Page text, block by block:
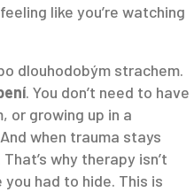
like you’re watching
dlouhodobým strachem.
. You don’t need to have
or growing up in a
when trauma stays
why therapy isn’t
had to hide. This is